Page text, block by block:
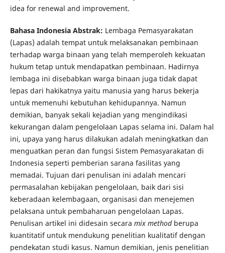
idea for renewal and improvement.
Bahasa Indonesia Abstrak: Lembaga Pemasyarakatan
(Lapas) adalah tempat untuk melaksanakan pembinaan
terhadap warga binaan yang telah memperoleh kekuatan
hukum tetap untuk mendapatkan pembinaan. Hadirnya
lembaga ini disebabkan warga binaan juga tidak dapat
lepas dari hakikatnya yaitu manusia yang harus bekerja
untuk memenuhi kebutuhan kehidupannya. Namun
demikian, banyak sekali kejadian yang mengindikasi
kekurangan dalam pengelolaan Lapas selama ini. Dalam hal
ini, upaya yang harus dilakukan adalah meningkatkan dan
menguatkan peran dan fungsi Sistem Pemasyarakatan di
Indonesia seperti pemberian sarana fasilitas yang
memadai. Tujuan dari penulisan ini adalah mencari
permasalahan kebijakan pengelolaan, baik dari sisi
keberadaan kelembagaan, organisasi dan menejemen
pelaksana untuk pembaharuan pengelolaan Lapas.
Penulisan artikel ini didesain secara mix methodberupa
kuantitatif untuk mendukung penelitian kualitatif dengan
pendekatan studi kasus. Namun demikian, jenis penelitian